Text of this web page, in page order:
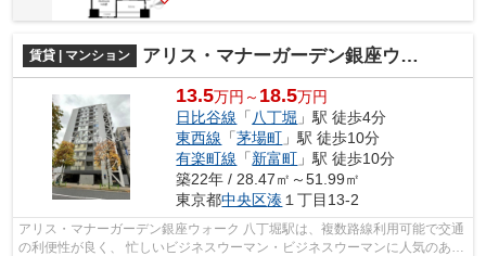
賃貸 | マンション アリス・マナーガーデン銀座ウォーク
13.5万円～ 18.5万円
日比谷線 「八丁堀 」駅 徒歩4分
東西線 「茅場町 」駅 徒歩10分
有楽町線 「新富町 」駅 徒歩10分
築22年 / 28.47㎡～51.99㎡
東京都中央区湊 １丁目13-2
アリス・マナーガーデン銀座ウォーク 八丁堀駅は、複数路線利用可能で交通
の利便性が良く、 忙しいビジネスウーマン・ビジネスウーマンに人気のある